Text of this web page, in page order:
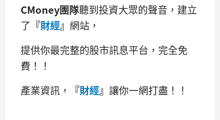
CMoney團隊聽到投資大眾的聲音，建立
了 『財經』 網站，
提供你最完整的股市訊息平台，完全免
費！！
產業資訊，
『財經』 讓你一網打盡！！